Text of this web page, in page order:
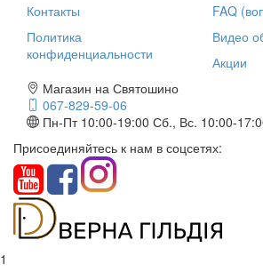
Контакты
Политика
конфиденциальности
FAQ
Видео
Акции
Магазин на Святошино
067-829-59-06
Пн-Пт 10:00-19:00 Сб., Вс. 10:00-
Присоединяйтесь к нам в соцсетях:
1